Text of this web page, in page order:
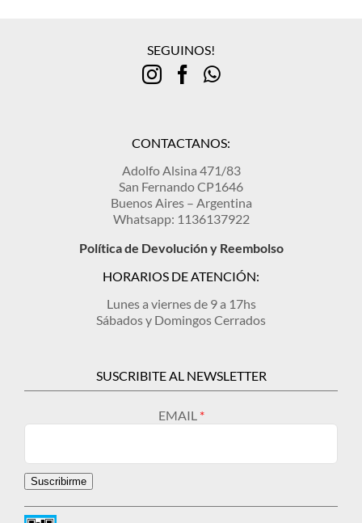
SEGUINOS!
CONTACTANOS:
Adolfo Alsina 471/83
San Fernando CP1646
Buenos Aires – Argentina
Whatsapp: 1136137922
Política de Devolución y Reembolso
HORARIOS DE ATENCIÓN:
Lunes a viernes de 9 a 17hs
Sábados y Domingos Cerrados
SUSCRIBITE AL NEWSLETTER
EMAIL
Suscribirme